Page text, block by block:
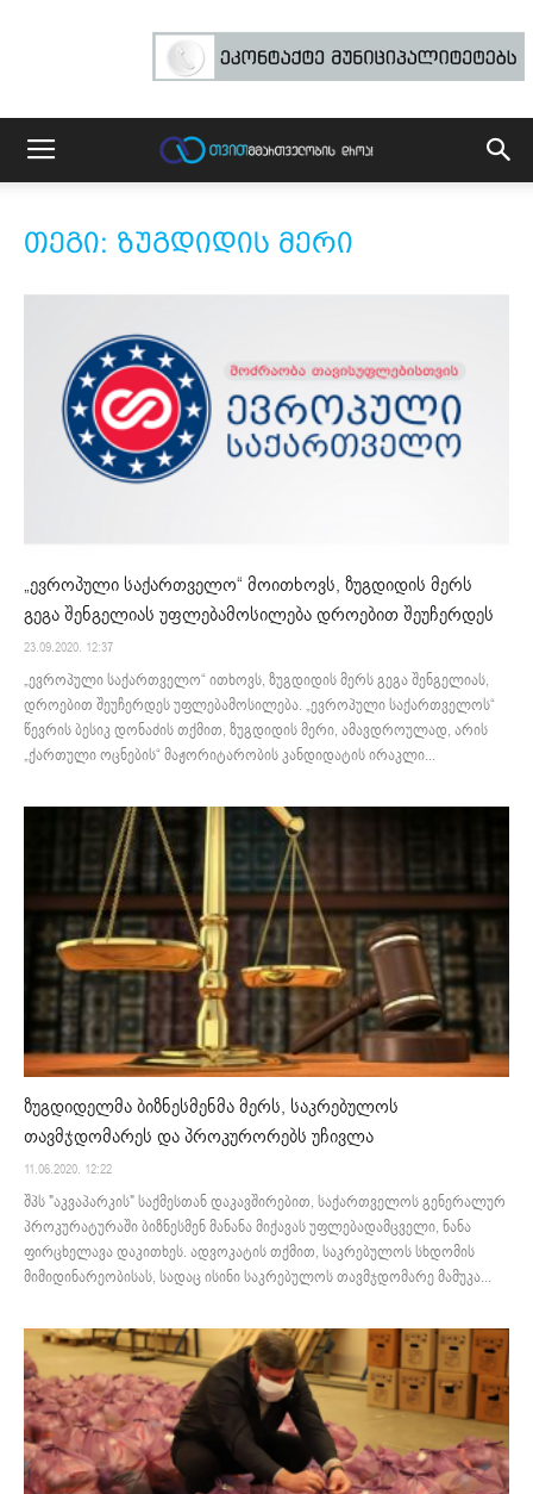
თეგი: ზუგდიდის მერი
„ევროპული საქართველო“ მოითხოვს, ზუგდიდის მერს
გეგა შენგელიას უფლებამოსილება დროებით შეუჩერდეს
23.09.2020. 12:37
„ევროპული საქართველო“ ითხოვს, ზუგდიდის მერს გეგა შენგელიას,
დროებით შეუჩერდეს უფლებამოსილება. „ევროპული საქართველოს“
წევრის ბესიკ დონაძის თქმით, ზუგდიდის მერი, ამავდროულად, არის
„ქართული ოცნების“ მაჟორიტარობის კანდიდატის ირაკლი...
ზუგდიდელმა ბიზნესმენმა მერს, საკრებულოს
თავმჯდომარეს და პროკურორებს უჩივლა
11.06.2020. 12:22
შპს "აკვაპარკის" საქმესთან დაკავშირებით, საქართველოს გენერალურ
პროკურატურაში ბიზნესმენ მანანა მიქავას უფლებადამცველი, ნანა
ფირცხელავა დაკითხეს. ადვოკატის თქმით, საკრებულოს სხდომის
მიმიდინარეობისას, სადაც ისინი საკრებულოს თავმჯდომარე მამუკა...